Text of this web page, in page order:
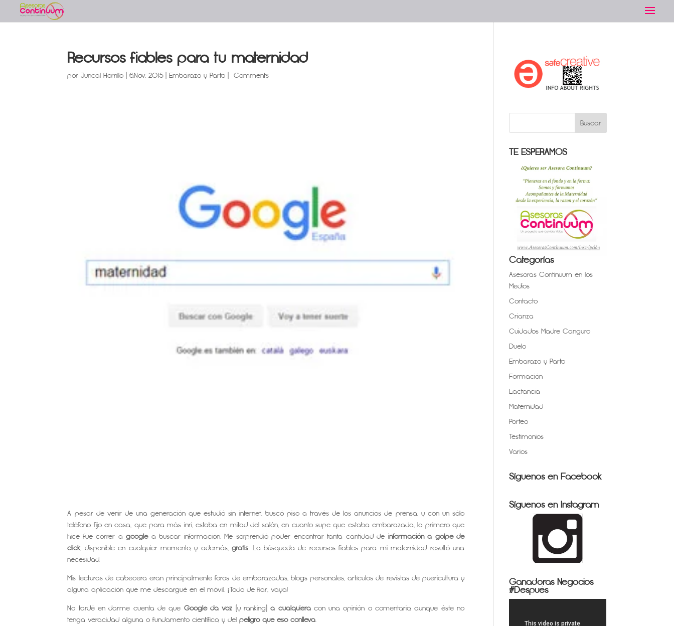
Recursos fiables para tu maternidad
porJuncal Horrillo |6,Nov, 2015|Embarazo y Parto Comments
A pesar de venir de una generación que estudió sin internet, buscó piso a través de los anuncios de prensa, y con un sólo
teléfono fijo en casa, que para más inri, estaba en mitad del salón, en cuanto supe que estaba embarazada, lo primero que
hice fue correr agooglea buscar información. Me sorprendió poder encontrar tanta cantidad de información a golpe de
click, disponible en cualquier momento, y además,gratis. La búsqueda de recursos fiables para mi maternidad resultó una
necesidad.
Mis lecturas de cabecera eran principalmente foros de embarazadas, blogs personales, artículos de revistas de puericultura y
alguna aplicación que me descargué en el móvil. ¡Todo de fiar, vaya!
No tardé en darme cuenta de que Google da voz (y ranking)a cualquieracon una opinión o comentario, aunque éste no
tenga veracidad alguna o fundamento científico, y delpeligro que eso conlleva.
TE ESPERAMOS
Categorías
Asesoras Continuum en los
Medios
Contacto
Crianza
Cuidados Madre Canguro
Duelo
Embarazo y Parto
Formación
Lactancia
Maternidad
Porteo
Testimonios
Varios
Síguenos en Facebook
Síguenos en Instagram
Ganadoras Negocios
#Después